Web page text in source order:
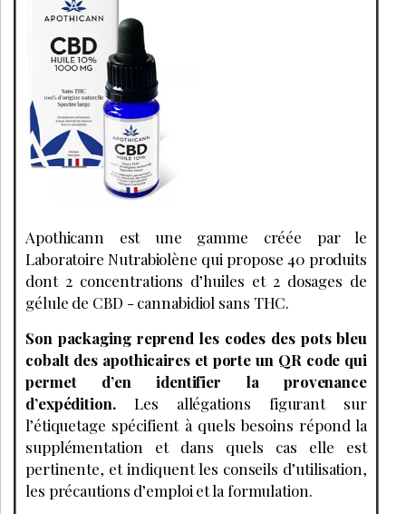
Apothicann est une gamme créée par le
Laboratoire Nutrabiolène qui propose 40 produits
dont 2 concentrations d’huiles et 2 dosages de
gélule de CBD - cannabidiol sans THC.
Son packaging reprend les codes des pots bleu
cobalt des apothicaires et porte un QR code qui
permet d’en identifier la provenance
d’expédition.Les allégations figurant sur
l’étiquetage spécifient à quels besoins répond la
supplémentation et dans quels cas elle est
pertinente, et indiquent les conseils d’utilisation,
les précautions d’emploi et la formulation.